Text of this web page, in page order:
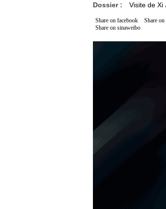
Dossier : Visite de Xi
Share on facebook Share
Share on sinaweibo